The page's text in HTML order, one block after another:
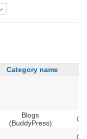
Category name
Blogs
(BuddyPress)